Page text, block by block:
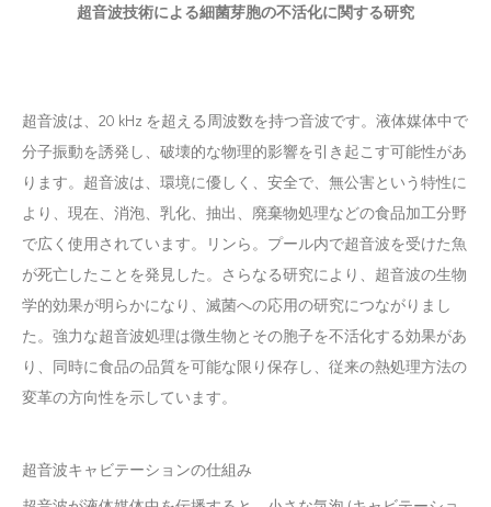
超音波技術による細菌芽胞の不活化に関する研究
超音波は、20 kHz を超える周波数を持つ音波です。液体媒体中で
分子振動を誘発し、破壊的な物理的影響を引き起こす可能性があ
ります。超音波は、環境に優しく、安全で、無公害という特性に
より、現在、消泡、乳化、抽出、廃棄物処理などの食品加工分野
で広く使用されています。リンら。プール内で超音波を受けた魚
が死亡したことを発見した。さらなる研究により、超音波の生物
学的効果が明らかになり、滅菌への応用の研究につながりまし
た。強力な超音波処理は微生物とその胞子を不活化する効果があ
り、同時に食品の品質を可能な限り保存し、従来の熱処理方法の
変革の方向性を示しています。
超音波キャビテーションの仕組み